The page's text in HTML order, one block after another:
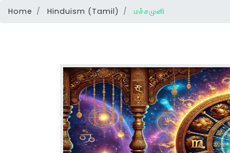
Home Hinduism (Tamil) மச்சமுனி